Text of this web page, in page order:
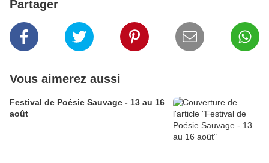
Partager
Vous aimerez aussi
Festival de Poésie Sauvage - 13 au 16
août